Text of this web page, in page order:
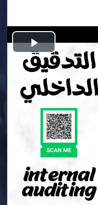
Play
Video